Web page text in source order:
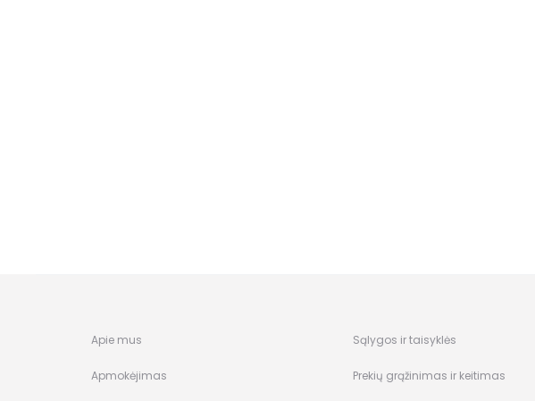
Apie mus
Apmokėjimas
Sąlygos ir taisyklės
Prekių grąžinimas ir keitimas